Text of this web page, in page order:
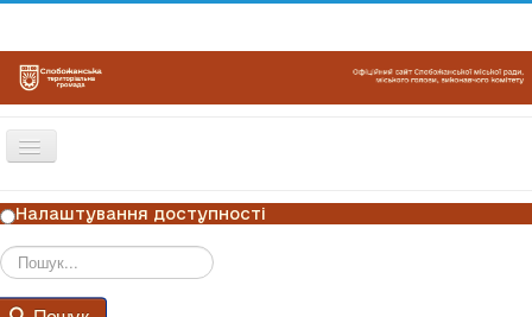
Перемикач
ГОЛОВНА
НОВИНИ
ОГОЛОШЕННЯ
Налаштування доступності